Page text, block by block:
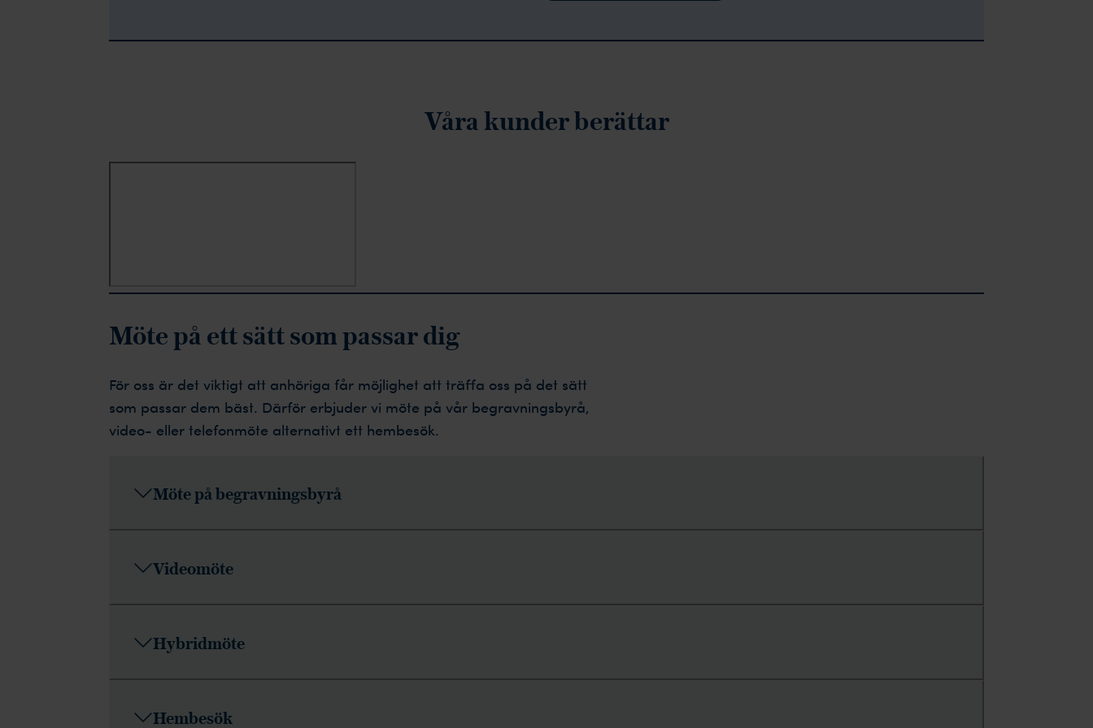
Hoppa över Trustpilot-recensioner
Våra kunder berättar
Möte på ett sätt som passar dig
För oss är det viktigt att anhöriga får möjlighet att träffa oss på det sätt
som passar dem bäst. Därför erbjuder vi möte på vår begravningsbyrå,
video- eller telefonmöte alternativt ett hembesök.
Möte på begravningsbyrå
Videomöte
Hybridmöte
Hembesök